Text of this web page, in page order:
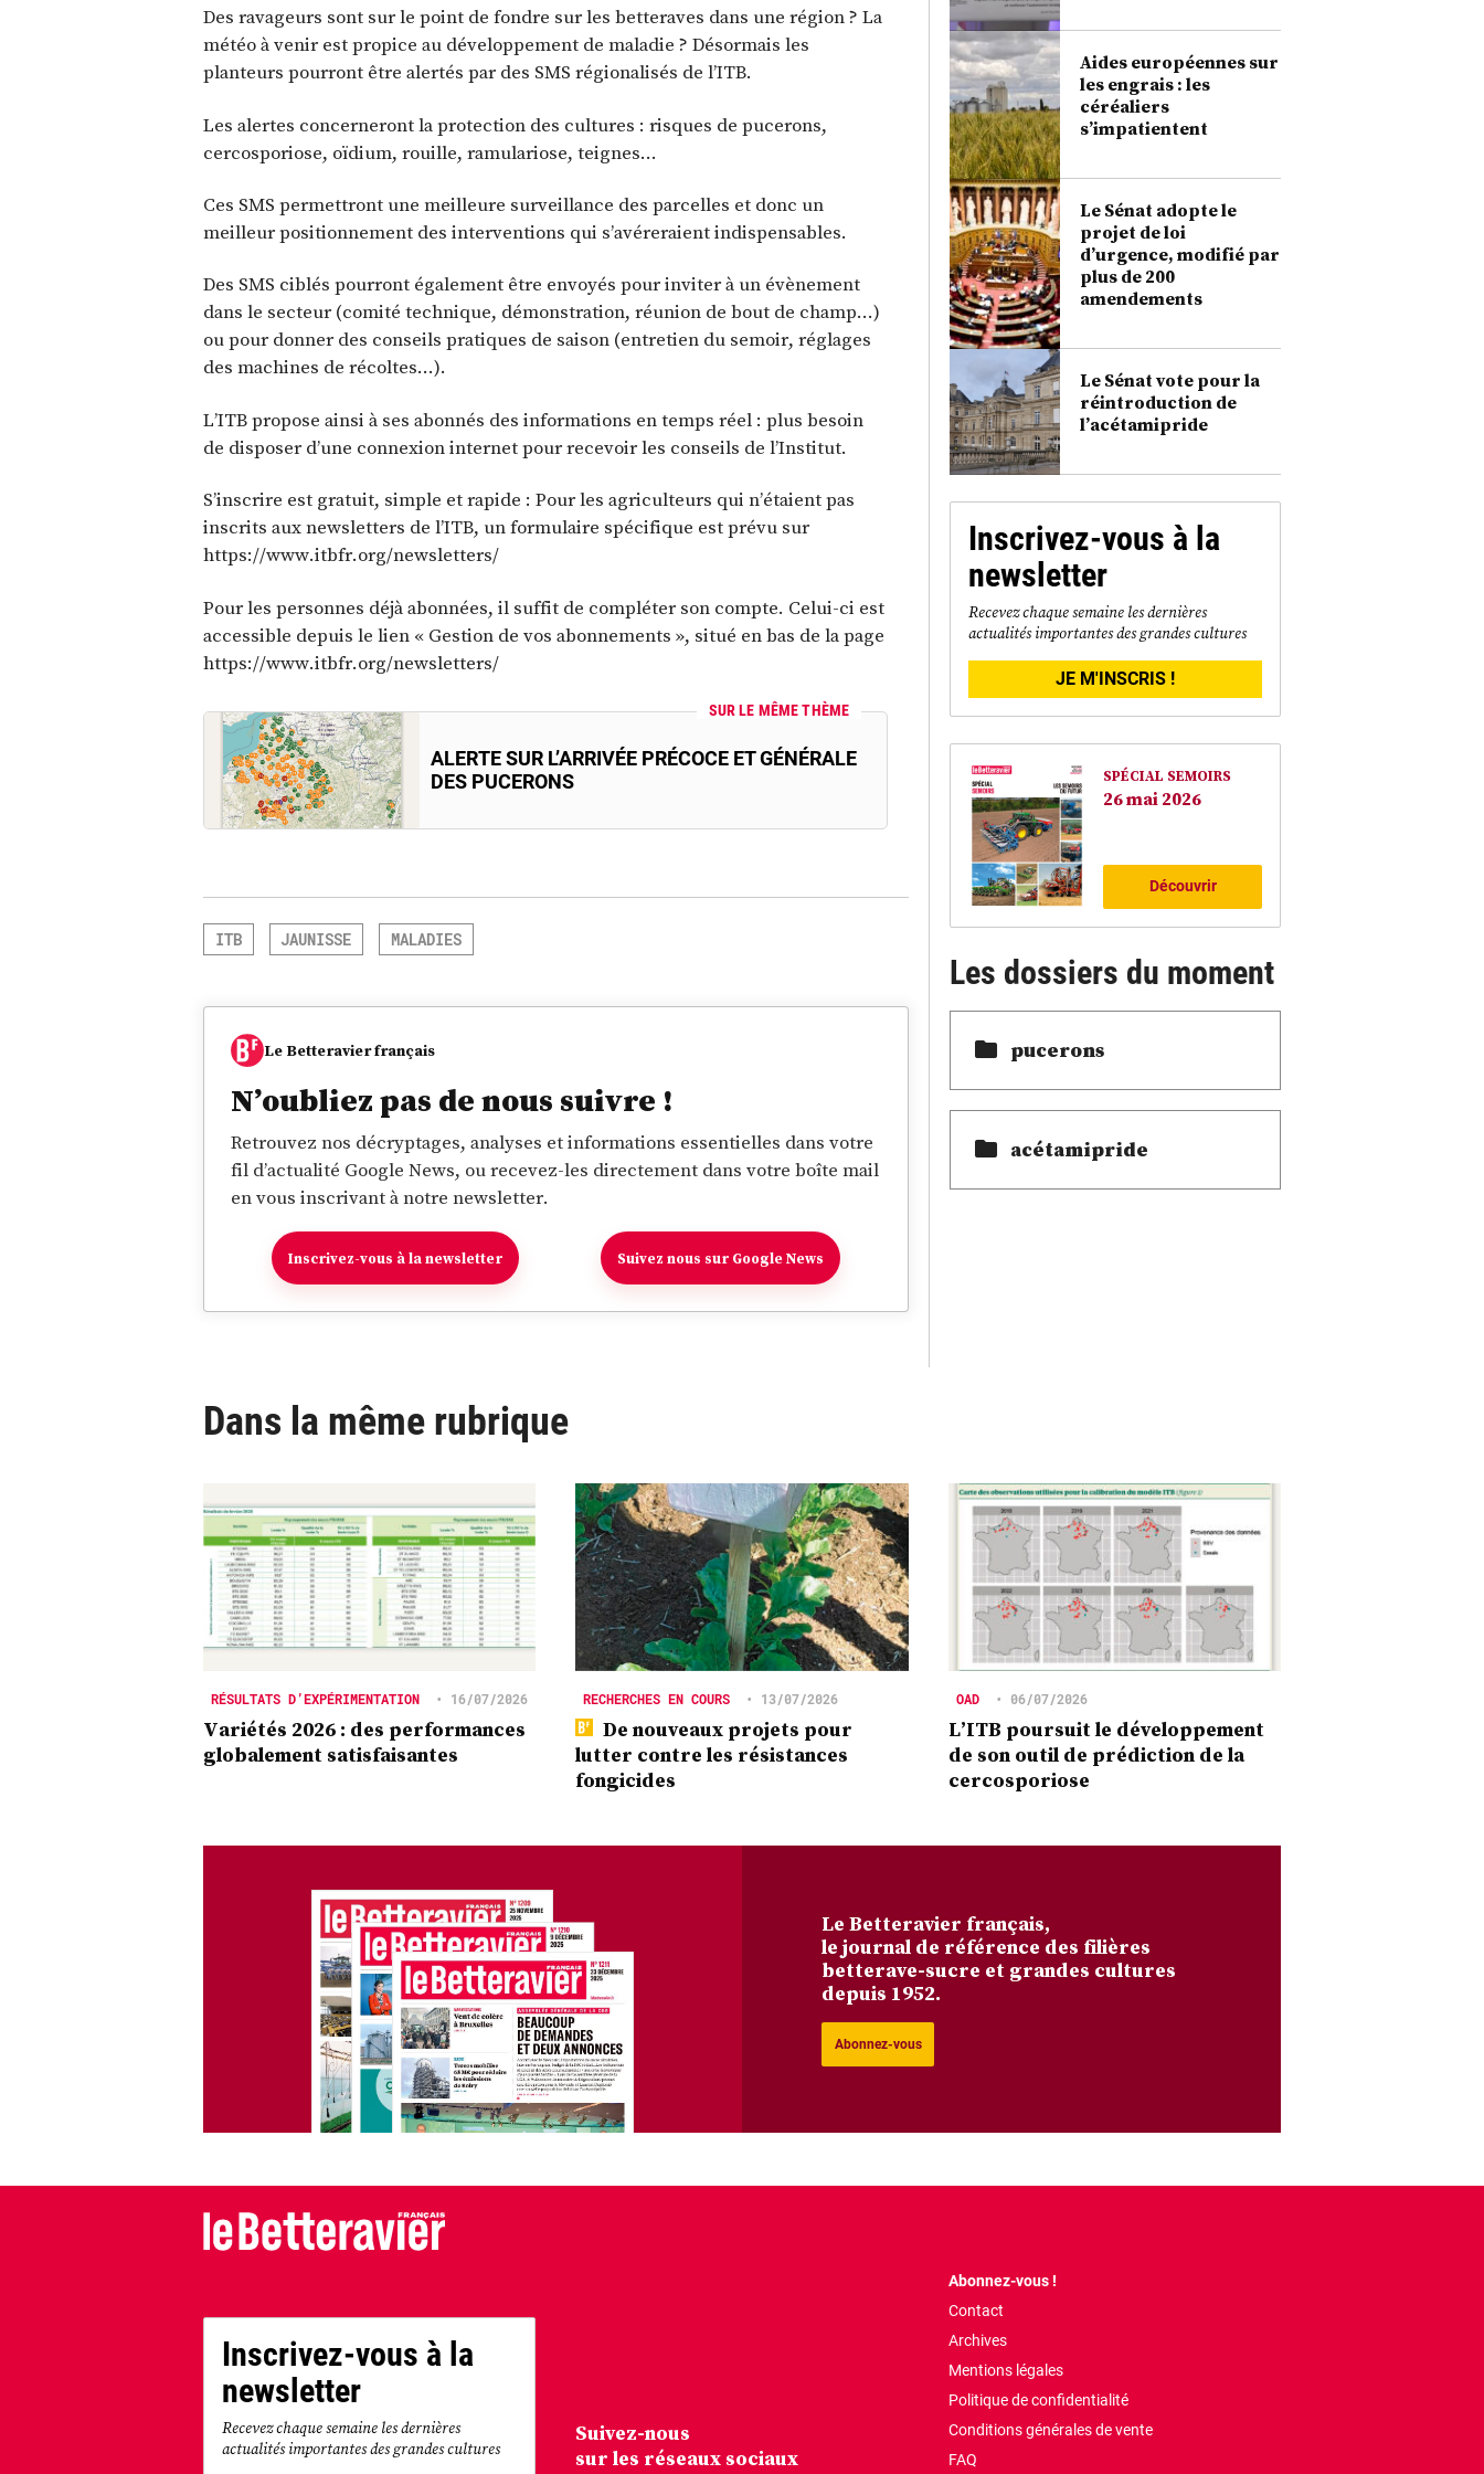
Des ravageurs sont sur le point de fondre sur les betteraves dans une région ? La
météo à venir est propice au développement de maladie ? Désormais les
planteurs pourront être alertés par des SMS régionalisés de l’ITB.
Les alertes concerneront la protection des cultures : risques de pucerons,
cercosporiose, oïdium, rouille, ramulariose, teignes…
Ces SMS permettront une meilleure surveillance des parcelles et donc un
meilleur positionnement des interventions qui s’avéreraient indispensables.
Des SMS ciblés pourront également être envoyés pour inviter à un évènement
dans le secteur (comité technique, démonstration, réunion de bout de champ…)
ou pour donner des conseils pratiques de saison (entretien du semoir, réglages
des machines de récoltes…).
L’ITB propose ainsi à ses abonnés des informations en temps réel : plus besoin
de disposer d’une connexion internet pour recevoir les conseils de l’Institut.
S’inscrire est gratuit, simple et rapide : Pour les agriculteurs qui n’étaient pas
inscrits aux newsletters de l’ITB, un formulaire spécifique est prévu sur
https://www.itbfr.org/newsletters/
Pour les personnes déjà abonnées, il suffit de compléter son compte. Celui-ci est
accessible depuis le lien « Gestion de vos abonnements », situé en bas de la page
https://www.itbfr.org/newsletters/
SUR LE MÊME THÈME
ALERTE SUR L’ARRIVÉE PRÉCOCE ET GÉNÉRALE
DES PUCERONS
ITB JAUNISSE MALADIES
Le Betteravier français
N’oubliez pas de nous suivre !
Retrouvez nos décryptages, analyses et informations essentielles dans votre
fil d’actualité Google News, ou recevez-les directement dans votre boîte mail
en vous inscrivant à notre newsletter.
Inscrivez-vous à la newsletter Suivez nous sur Google News
Aides européennes sur
les engrais : les
céréaliers
s’impatientent
Le Sénat adopte le
projet de loi
d’urgence, modifié par
plus de 200
amendements
Le Sénat vote pour la
réintroduction de
l’acétamipride
Inscrivez-vous à la
newsletter
Recevez chaque semaine les dernières
actualités importantes des grandes cultures
JE M'INSCRIS !
SPÉCIAL SEMOIRS
26 mai 2026
Découvrir
Les dossiers du moment
pucerons
acétamipride
Dans la même rubrique
RÉSULTATS D’EXPÉRIMENTATION • 16/07/2026
Variétés 2026 : des performances
globalement satisfaisantes
RECHERCHES EN COURS • 13/07/2026
De nouveaux projets pour
lutter contre les résistances
fongicides
OAD • 06/07/2026
L’ITB poursuit le développement
de son outil de prédiction de la
cercosporiose
Le Betteravier français,
le journal de référence des filières
betterave-sucre et grandes cultures
depuis 1952.
Abonnez-vous
Inscrivez-vous à la
newsletter
Recevez chaque semaine les dernières
actualités importantes des grandes cultures
Suivez-nous
sur les réseaux sociaux
Abonnez-vous !
Contact
Archives
Mentions légales
Politique de confidentialité
Conditions générales de vente
FAQ